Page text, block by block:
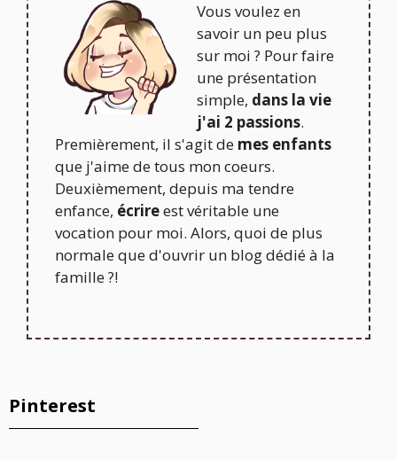
Vous voulez en
savoir un peu plus
sur moi ? Pour faire
une présentation
simple, dans la vie
j'ai 2 passions.
Premièrement, il s'agit de mes enfants
que j'aime de tous mon coeurs.
Deuxièmement, depuis ma tendre
enfance, écrireest véritable une
vocation pour moi. Alors, quoi de plus
normale que d'ouvrir un blog dédié à la
famille ?!
Pinterest